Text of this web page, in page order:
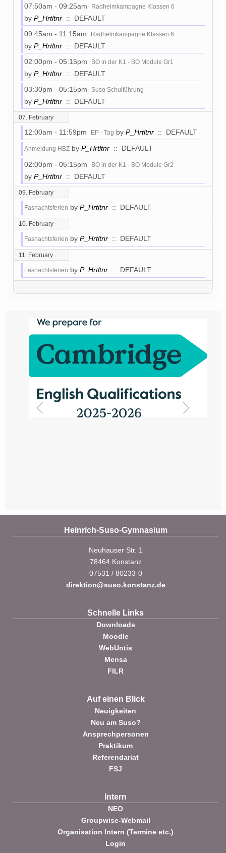
07:50am - 09:25am Radhelmkampagne Klassen 6
by P_Hrtltnr :: DEFAULT
09:45am - 11:15am
Radhelmkampagne Klassen 6
by P_Hrtltnr :: DEFAULT
02:00pm - 05:15pm
BO in der K1 - BO Module Gr1
by P_Hrtltnr :: DEFAULT
03:30pm - 05:15pmSuso Schulführung
by P_Hrtltnr :: DEFAULT
07. February
12:00am - 11:59pm EP - Tag by P_Hrtltnr :: DEFAULT
Anmeldung HBZ by P_Hrtltnr :: DEFAULT
02:00pm - 05:15pm
BO in der K1 - BO Module Gr2
by P_Hrtltnr :: DEFAULT
09. February
Fasnachtsferien by P_Hrtltnr :: DEFAULT
10. February
Fasnachtsferien by P_Hrtltnr :: DEFAULT
11. February
Fasnachtsferien by P_Hrtltnr :: DEFAULT
Heinrich-Suso-Gymnasium
Neuhauser Str. 1
78464 Konstanz
07531 / 80233-0
direktion@suso.konstanz.de
Schnelle Links
Downloads
Moodle
WebUntis
Mensa
FILR
Auf einen Blick
Neuigkeiten
Neu am Suso?
Ansprechpersonen
Praktikum
Referendariat
FSJ
Intern
NEO
Groupwise-Webmail
Organisation Intern (Termine etc.)
Login